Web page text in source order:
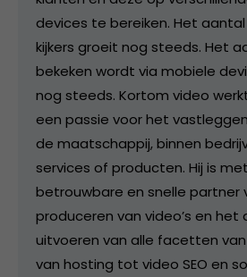
devices te bereiken. Het
kijkers groeit nog steeds. Het
bekeken wordt via mobiele
nog steeds. Kortom video
een passie voor het
de maatschappij, binnen
services of producten. Hij is
betrouwbare en snelle partner
produceren van video’s en het
uitvoeren van alle facetten
van hosting tot video SEO en